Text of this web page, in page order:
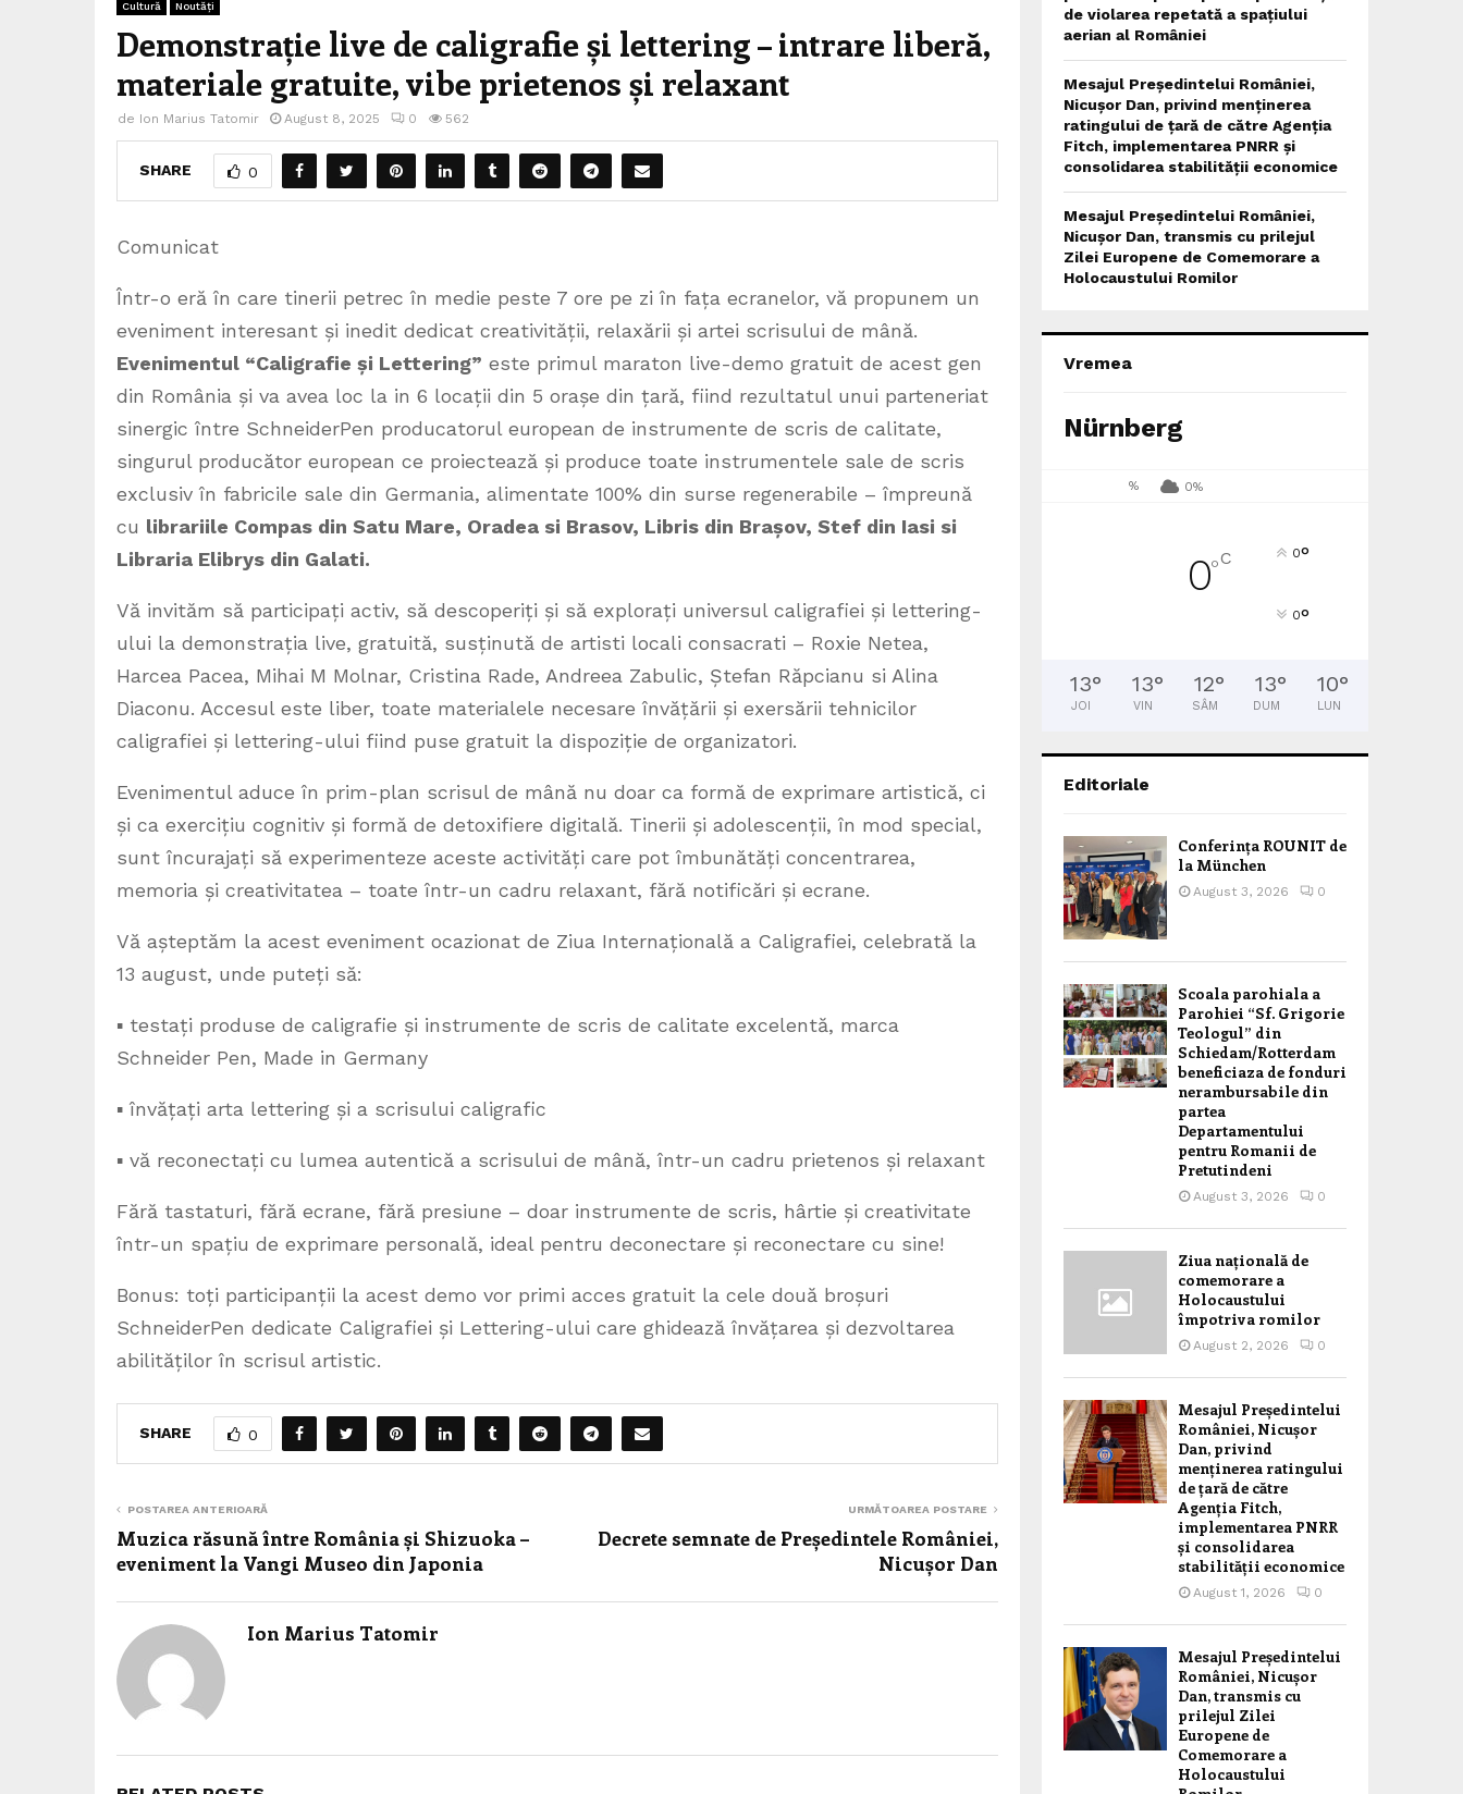
Cultură Noutăți
Demonstrație live de caligrafie și lettering – intrare liberă,
materiale gratuite, vibe prietenos și relaxant
de Ion Marius Tatomir August 8, 2025 0 562
SHARE 0
Comunicat
Într-o eră în care tinerii petrec în medie peste 7 ore pe zi în fața ecranelor, vă propunem un
eveniment interesant și inedit dedicat creativității, relaxării și artei scrisului de mână.
Evenimentul “Caligrafie și Lettering” este primul maraton live-demo gratuit de acest gen
din România și va avea loc la in 6 locații din 5 orașe din țară, fiind rezultatul unui parteneriat
sinergic între SchneiderPen producatorul european de instrumente de scris de calitate,
singurul producător european ce proiectează și produce toate instrumentele sale de scris
exclusiv în fabricile sale din Germania, alimentate 100% din surse regenerabile – împreună
cu librariile Compas din Satu Mare, Oradea si Brasov, Libris din Brașov, Stef din Iasi si
Libraria Elibrys din Galati.
Vă invităm să participați activ, să descoperiți și să explorați universul caligrafiei și lettering-
ului la demonstrația live, gratuită, susținută de artisti locali consacrati – Roxie Netea,
Harcea Pacea, Mihai M Molnar, Cristina Rade, Andreea Zabulic, Ștefan Răpcianu si Alina
Diaconu. Accesul este liber, toate materialele necesare învățării și exersării tehnicilor
caligrafiei și lettering-ului fiind puse gratuit la dispoziție de organizatori.
Evenimentul aduce în prim-plan scrisul de mână nu doar ca formă de exprimare artistică, ci
și ca exercițiu cognitiv și formă de detoxifiere digitală. Tinerii și adolescenții, în mod special,
sunt încurajați să experimenteze aceste activități care pot îmbunătăți concentrarea,
memoria și creativitatea – toate într-un cadru relaxant, fără notificări și ecrane.
Vă așteptăm la acest eveniment ocazionat de Ziua Internațională a Caligrafiei, celebrată la
13 august, unde puteți să:
▪︎ testați produse de caligrafie și instrumente de scris de calitate excelentă, marca
Schneider Pen, Made in Germany
▪︎ învățați arta lettering și a scrisului caligrafic
▪︎ vă reconectați cu lumea autentică a scrisului de mână, într-un cadru prietenos și relaxant
Fără tastaturi, fără ecrane, fără presiune – doar instrumente de scris, hârtie și creativitate
într-un spațiu de exprimare personală, ideal pentru deconectare și reconectare cu sine!
Bonus: toți participanții la acest demo vor primi acces gratuit la cele două broșuri
SchneiderPen dedicate Caligrafiei și Lettering-ului care ghidează învățarea și dezvoltarea
abilităților în scrisul artistic.
SHARE 0
POSTAREA ANTERIOARĂ
Muzica răsună între România și Shizuoka –
eveniment la Vangi Museo din Japonia
URMĂTOAREA POSTARE
Decrete semnate de Președintele României,
Nicușor Dan
Ion Marius Tatomir
de violarea repetată a spațiului
aerian al României
Mesajul Președintelui României,
Nicușor Dan, privind menținerea
ratingului de țară de către Agenția
Fitch, implementarea PNRR și
consolidarea stabilității economice
Mesajul Președintelui României,
Nicușor Dan, transmis cu prilejul
Zilei Europene de Comemorare a
Holocaustului Romilor
Vremea
Nürnberg
% 0%
0°C 0°
0°
13°
JOI
13°
VIN
12°
SÂM
13°
DUM
10°
LUN
Editoriale
Conferința ROUNIT de
la München
August 3, 2026 0
Scoala parohiala a
Parohiei “Sf. Grigorie
Teologul” din
Schiedam/Rotterdam
beneficiaza de fonduri
nerambursabile din
partea
Departamentului
pentru Romanii de
Pretutindeni
August 3, 2026 0
Ziua națională de
comemorare a
Holocaustului
împotriva romilor
August 2, 2026 0
Mesajul Președintelui
României, Nicușor
Dan, privind
menținerea ratingului
de țară de către
Agenția Fitch,
implementarea PNRR
și consolidarea
stabilității economice
August 1, 2026 0
Mesajul Președintelui
României, Nicușor
Dan, transmis cu
prilejul Zilei
Europene de
Comemorare a
Holocaustului